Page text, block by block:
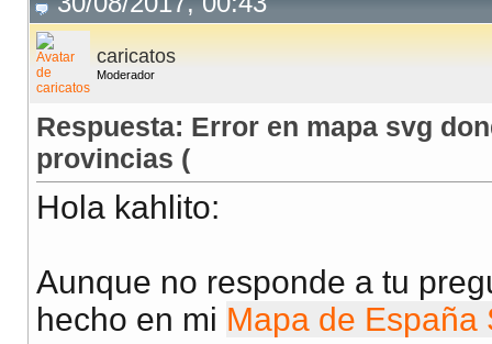
caricatos
Moderador
Respuesta: Error en mapa svg
provincias (
Hola kahlito:
Aunque no responde a tu
hecho en mi Mapa de España